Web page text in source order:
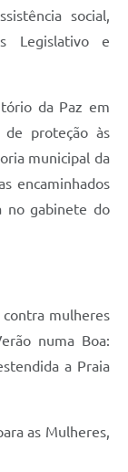
social,
Legislativo e
da Paz em
de proteção às
municipal da
encaminhados
no gabinete do
mulheres
numa Boa:
a Praia
as Mulheres,